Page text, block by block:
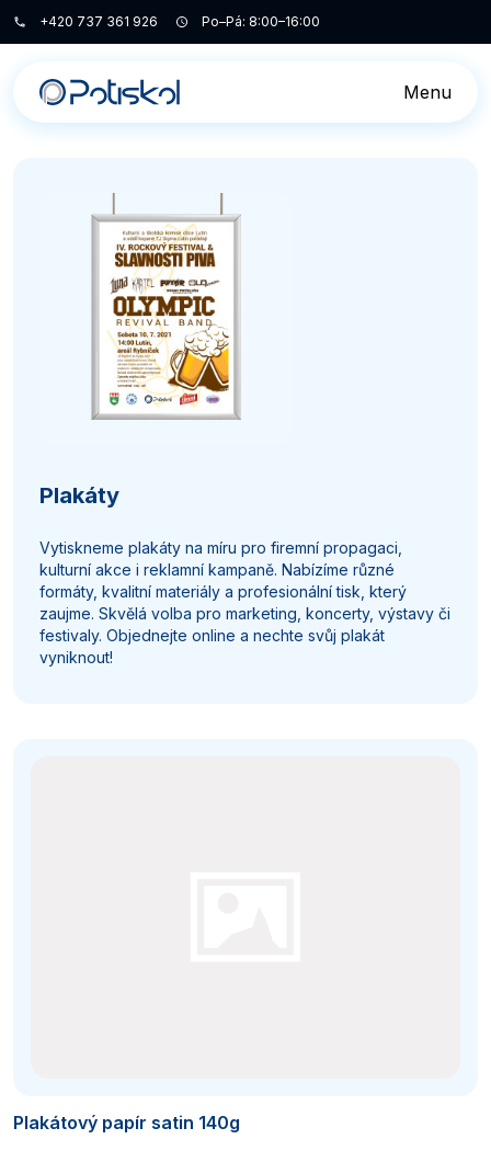
+420 737 361 926 Po–Pá: 8:00–16:00
Menu
Plakáty
Vytiskneme plakáty na míru pro firemní propagaci,
kulturní akce i reklamní kampaně. Nabízíme různé
formáty, kvalitní materiály a profesionální tisk, který
zaujme. Skvělá volba pro marketing, koncerty, výstavy či
festivaly. Objednejte online a nechte svůj plakát
vyniknout!
Plakátový papír satin 140g